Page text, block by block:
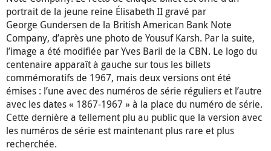
portrait de la jeune reine Élisabeth II gravé par
George Gundersen de la British American Bank Note
Company, d’après une photo de Yousuf Karsh. Par la suite,
l’image a été modifiée par Yves Baril de la CBN. Le logo du
centenaire apparaît à gauche sur tous les billets
commémoratifs de 1967, mais deux versions ont été
émises : l’une avec des numéros de série réguliers et l’autre
avec les dates « 1867-1967 » à la place du numéro de série.
Cette dernière a tellement plu au public que la version avec
les numéros de série est maintenant plus rare et plus
recherchée.